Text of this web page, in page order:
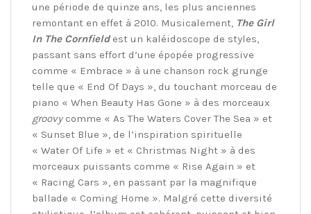
une période de quinze ans, les plus anciennes
remontant en effet à 2010. Musicalement, The Girl
In The Cornfieldest un kaléidoscope de styles,
passant sans effort d’une épopée progressive
comme « Embrace » à une chanson rock grunge
telle que « End Of Days », du touchant morceau de
piano « When Beauty Has Gone » à des morceaux
groovycomme « As The Waters Cover The Sea » et
« Sunset Blue », de l’inspiration spirituelle
« Water Of Life » et « Christmas Night » à des
morceaux puissants comme « Rise Again » et
« Racing Cars », en passant par la magnifique
ballade « Coming Home ». Malgré cette diversité